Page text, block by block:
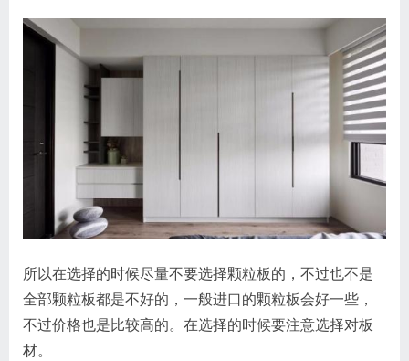
所以在选择的时候尽量不要选择颗粒板的，不过也不是
全部颗粒板都是不好的，一般进口的颗粒板会好一些，
不过价格也是比较高的。在选择的时候要注意选择对板
材。